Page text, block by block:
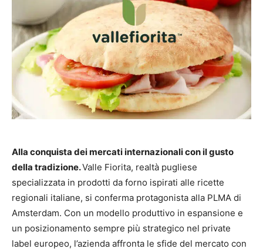
Alla conquista dei mercati internazionali con il gusto
della tradizione.Valle Fiorita, realtà pugliese
specializzata in prodotti da forno ispirati alle ricette
regionali italiane, si conferma protagonista alla PLMA di
Amsterdam. Con un modello produttivo in espansione e
un posizionamento sempre più strategico nel private
label europeo, l’azienda affronta le sfide del mercato con